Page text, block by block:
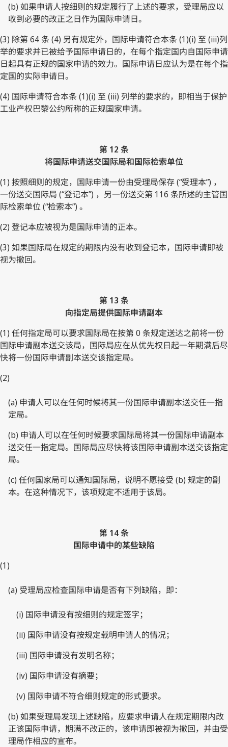
(b) 如果申请人按细则的规定履行了上述的要求，受理局应以
收到必要的改正之日作为国际申请日。
(3) 除第 64 条 (4) 另有规定外，国际申请符合本条 (1)(i) 至 (iii)列
举的要求并已被给予国际申请日的，在每个指定国内自国际申请
日起具有正规的国家申请的效力。国际申请日应认为是在每个指
定国的实际申请日。
(4) 国际申请符合本条 (1)(i) 至 (iii) 列举的要求的，即相当于保护
工业产权巴黎公约所称的正规国家申请。
第 12 条
将国际申请送交国际局和国际检索单位
(1) 按照细则的规定，国际申请一份由受理局保存 (“受理本”) ，
一份送交国际局 (“登记本”) ，另一份送交第 116 条所述的主管国
际检索单位 (“检索本”) 。
(2) 登记本应被视为是国际申请的正本。
(3) 如果国际局在规定的期限内没有收到登记本，国际申请即被
视为撤回。
第 13 条
向指定局提供国际申请副本
(1) 任何指定局可以要求国际局在按第 0 条规定送达之前将一份
国际申请副本送交该局，国际局应在从优先权日起一年期满后尽
快将一份国际申请副本送交该指定局。
(2)
(a) 申请人可以在任何时候将其一份国际申请副本送交任一指
定局。
(b) 申请人可以在任何时候要求国际局将其一份国际申请副本
送交任一指定局。国际局应尽快将该国际申请副本送交该指定
局。
(c) 任何国家局可以通知国际局，说明不愿接受 (b) 规定的副
本。在这种情况下，该项规定不适用于该局。
第 14 条
国际申请中的某些缺陷
(1)
(a) 受理局应检查国际申请是否有下列缺陷，即：
(i) 国际申请没有按细则的规定签字；
(ii) 国际申请没有按规定载明申请人的情况；
(iii) 国际申请没有发明名称；
(iv) 国际申请没有摘要；
(v) 国际申请不符合细则规定的形式要求。
(b) 如果受理局发现上述缺陷，应要求申请人在规定期限内改
正该国际申请，期满不改正的，该申请即被视为撤回，并由受
理局作相应的宣布。